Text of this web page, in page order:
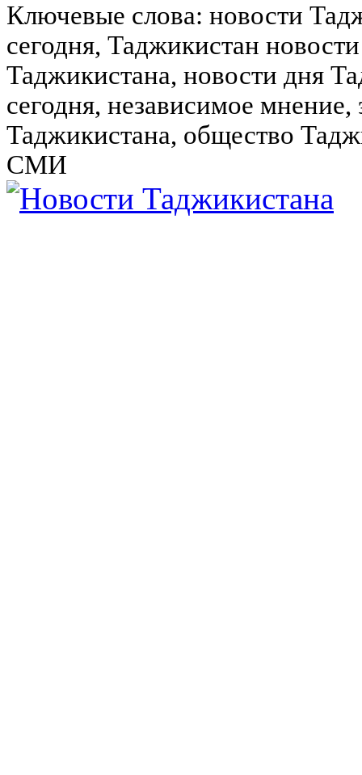
Ключевые слова: новости
сегодня, Таджикистан
Таджикистана, новости дня
сегодня, независимое
Таджикистана, общество
СМИ